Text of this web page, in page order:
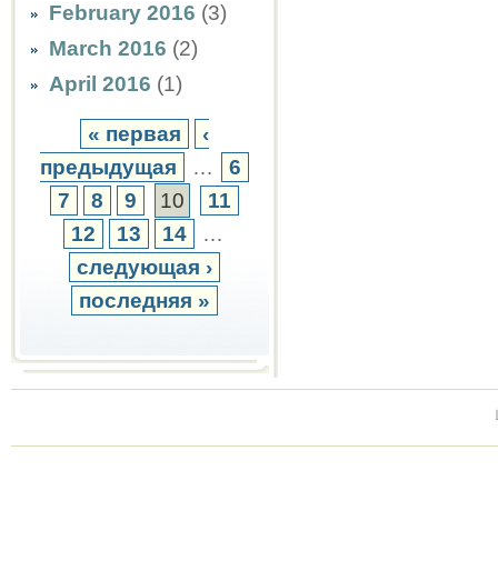
February 2016 (3)
March 2016 (2)
April 2016 (1)
« первая
‹
предыдущая
…
6
7
8 9 10
11
12
13 14
…
следующая ›
последняя »